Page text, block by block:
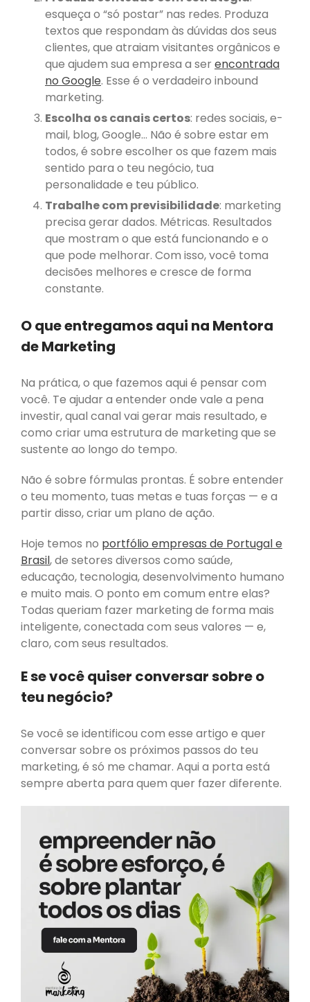
financeira liberdade geografica
maior erro de
micro e
pequenas
que criei a minha própria empresa
ranquear no
google
SEO site ou redes sociais ter
liberdade
ter o
próprio
negocio
Erro:Formulário de
esqueça o “só postar” nas redes. Produza
textos que respondam às dúvidas dos seus
clientes, que atraiam visitantes orgânicos e
que ajudem sua empresa a serencontrada
no Google. Esse é o verdadeiro inbound
marketing.
Escolha os canais certos: redes sociais, e-
mail, blog, Google… Não é sobre estar em
todos, é sobre escolher os que fazem mais
sentido para o teu negócio, tua
personalidade e teu público.
Trabalhe com previsibilidade: marketing
precisa gerar dados. Métricas. Resultados
que mostram o que está funcionando e o
que pode melhorar. Com isso, você toma
decisões melhores e cresce de forma
constante.
O que entregamos aqui na Mentora
de Marketing
Na prática, o que fazemos aqui é pensar com
você. Te ajudar a entender onde vale a pena
investir, qual canal vai gerar mais resultado, e
como criar uma estrutura de marketing que se
sustente ao longo do tempo.
Não é sobre fórmulas prontas. É sobre entender
o teu momento, tuas metas e tuas forças — e a
partir disso, criar um plano de ação.
Hoje temos no portfólio empresas de Portugal e
Brasil, de setores diversos como saúde,
educação, tecnologia, desenvolvimento humano
e muito mais. O ponto em comum entre elas?
Todas queriam fazer marketing de forma mais
inteligente, conectada com seus valores — e,
claro, com seus resultados.
E se você quiser conversar sobre o
teu negócio?
Se você se identificou com esse artigo e quer
conversar sobre os próximos passos do teu
marketing, é só me chamar. Aqui a porta está
sempre aberta para quem quer fazer diferente.